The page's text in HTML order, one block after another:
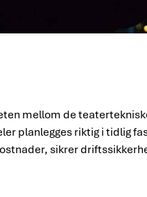
mellom de
planlegges riktig i tidlig
sikrer